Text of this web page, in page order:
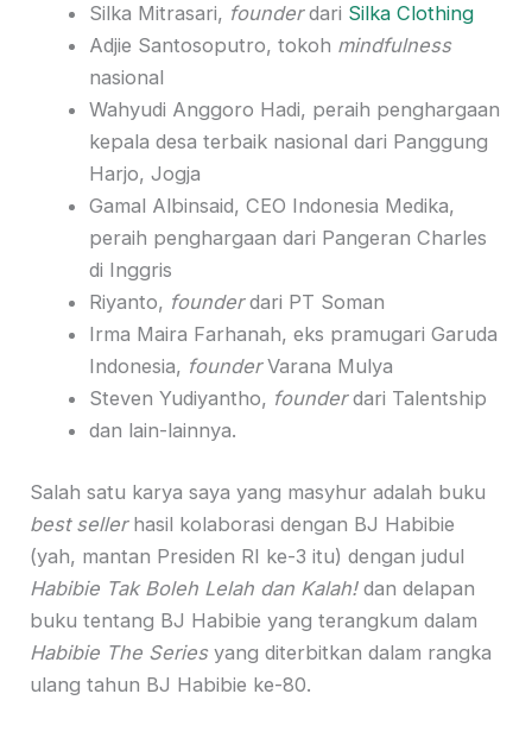
Silka Mitrasari, founderdari Silka Clothing
Adjie Santosoputro, tokoh mindfulness
nasional
Wahyudi Anggoro Hadi, peraih penghargaan
kepala desa terbaik nasional dari Panggung
Harjo, Jogja
Gamal Albinsaid, CEO Indonesia Medika,
peraih penghargaan dari Pangeran Charles
di Inggris
Riyanto, founderdari PT Soman
Irma Maira Farhanah, eks pramugari Garuda
Indonesia, founderVarana Mulya
Steven Yudiyantho, founderdari Talentship
dan lain-lainnya.
Salah satu karya saya yang masyhur adalah buku
best seller hasil kolaborasi dengan BJ Habibie
(yah, mantan Presiden RI ke-3 itu) dengan judul
Habibie Tak Boleh Lelah dan Kalah!dan delapan
buku tentang BJ Habibie yang terangkum dalam
Habibie The Seriesyang diterbitkan dalam rangka
ulang tahun BJ Habibie ke-80.